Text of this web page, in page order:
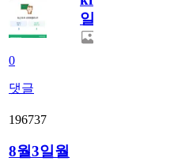
0
댓글
일
196737
8월3일월